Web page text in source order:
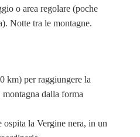
o area regolare (poche
Notte tra le montagne.
km) per raggiungere la
dalla forma
la Vergine nera, in un